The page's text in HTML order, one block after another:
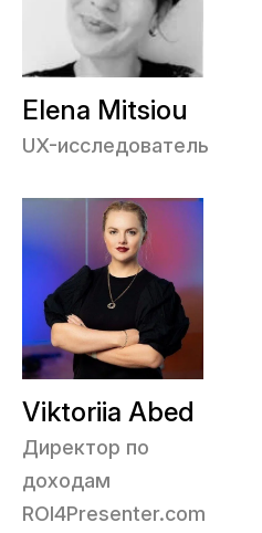
Elena Mitsiou
UX-исследователь
Viktoriia Abed
Директор по
доходам
ROI4Presenter.com